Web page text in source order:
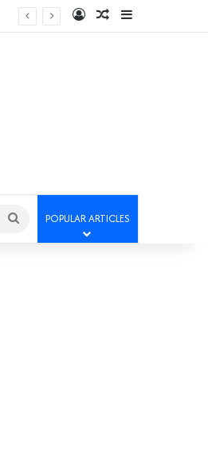
Log InRandom Article
Sidebar
Search
for
POPULAR ARTICLES